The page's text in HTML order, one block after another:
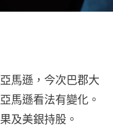
馬遜，今次巴郡大
馬遜看法有變化。
及美銀持股。